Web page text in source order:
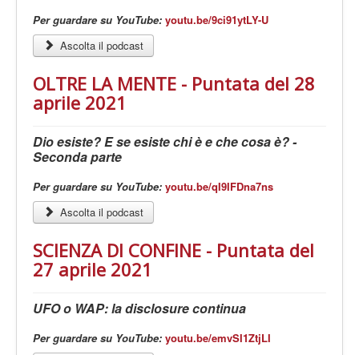
Per guardare su YouTube: youtu.be/9ci91ytLY-U
Ascolta il podcast
OLTRE LA MENTE - Puntata del 28
aprile 2021
Dio esiste? E se esiste chi è e che cosa è? -
Seconda parte
Per guardare su YouTube: youtu.be/qI9IFDna7ns
Ascolta il podcast
SCIENZA DI CONFINE - Puntata del
27 aprile 2021
UFO o WAP: la disclosure continua
Per guardare su YouTube: youtu.be/emvSI1ZtjLI